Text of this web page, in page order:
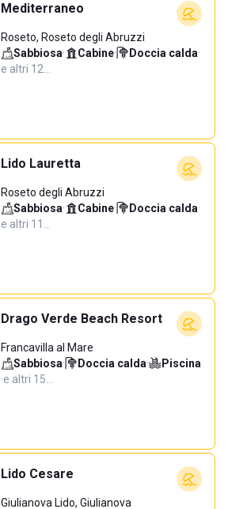
Mediterraneo
Roseto, Roseto degli Abruzzi
Sabbiosa· Cabine· Doccia calda·
e altri 12…
Lido Lauretta
Roseto degli Abruzzi
Sabbiosa· Cabine· Doccia calda·
e altri 11…
Drago Verde Beach Resort
Francavilla al Mare
Sabbiosa· Doccia calda·
Piscina
·e altri 15…
Lido Cesare
Giulianova Lido, Giulianova